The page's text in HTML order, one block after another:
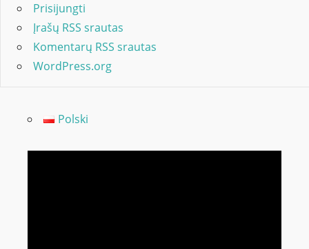
Prisijungti
Įrašų RSS srautas
Komentarų RSS srautas
WordPress.org
Polski